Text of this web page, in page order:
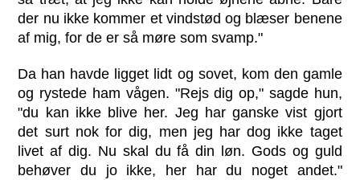
der nu ikke kommer et vindstød og blæser benene
af mig, for de er så møre som svamp."
Da han havde ligget lidt og sovet, kom den gamle
og rystede ham vågen. "Rejs dig op," sagde hun,
"du kan ikke blive her. Jeg har ganske vist gjort
det surt nok for dig, men jeg har dog ikke taget
livet af dig. Nu skal du få din løn. Gods og guld
behøver du jo ikke, her har du noget andet."